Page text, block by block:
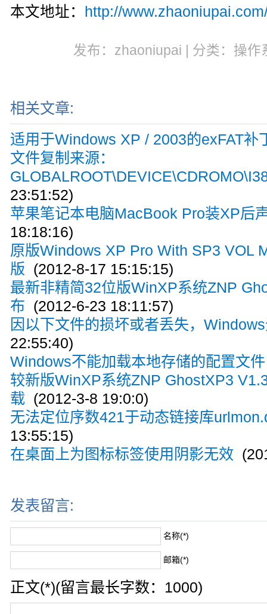
本文地址： http://
发布：zhaoniupai | 分类：操作
相关文章:
适用于Windows XP / 2003的exFAT补
文件复制来源：
23:51:52)
苹果笔记本电脑MacBook Pro装XP后
18:18:16)
原版Windows XP Pro With SP3 VOL
版 (2012-8-17 15:15:15)
最新非精简32位版WinXP系统ZNP
布 (2012-6-23 18:11:57)
因以下文件的损坏或者丢失，
22:55:40)
Windows不能加载本地存储的配置文件
较新版WinXP系统ZNP GhostXP3
载 (2012-3-8 19:0:0)
无法定位序数421于动态链接库
13:55:15)
在桌面上为图标标签使用阴影无效
发表留言:
名称(*)
邮箱(*)
正文(*)(留言最长字数：1000)